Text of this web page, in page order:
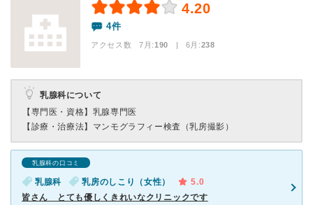
4.20
4件
アクセス数 7月:190 | 6月:238
乳腺科について
【専門医・資格】 乳腺専門医
【診療・治療法】 マンモグラフィー検査（乳房撮影）
乳腺科の口コミ
乳腺科 乳房のしこり（女性）
5.0
皆さん とても優しくきれいなクリニックです